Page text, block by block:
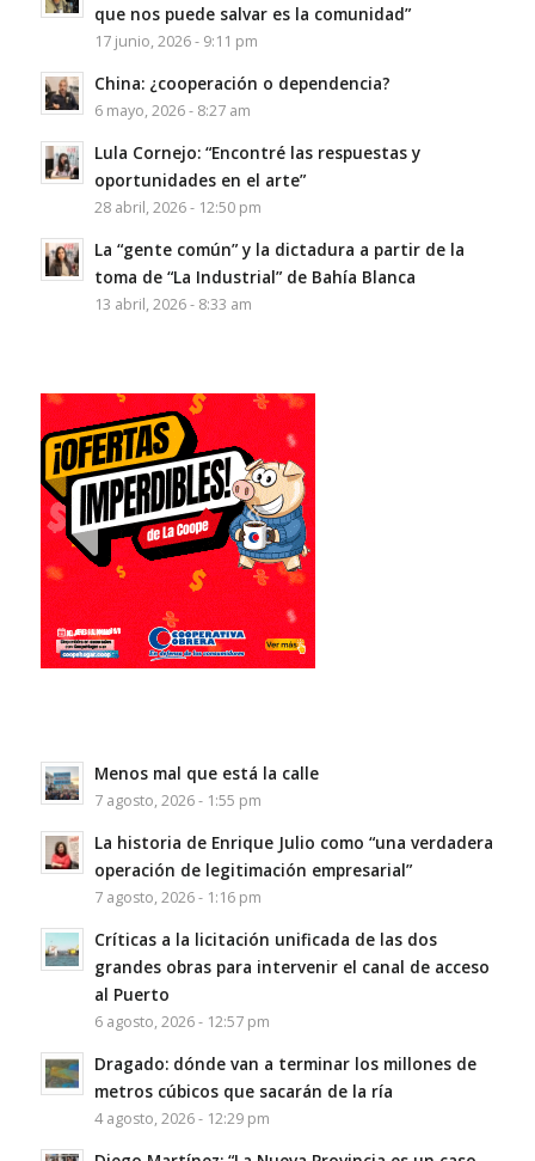
que nos puede salvar es la comunidad”
17 junio, 2026 - 9:11 pm
China: ¿cooperación o dependencia?
6 mayo, 2026 - 8:27 am
Lula Cornejo: “Encontré las respuestas y
oportunidades en el arte”
28 abril, 2026 - 12:50 pm
La “gente común” y la dictadura a partir de la
toma de “La Industrial” de Bahía Blanca
13 abril, 2026 - 8:33 am
Menos mal que está la calle
7 agosto, 2026 - 1:55 pm
La historia de Enrique Julio como “una verdadera
operación de legitimación empresarial”
7 agosto, 2026 - 1:16 pm
Críticas a la licitación unificada de las dos
grandes obras para intervenir el canal de acceso
al Puerto
6 agosto, 2026 - 12:57 pm
Dragado: dónde van a terminar los millones de
metros cúbicos que sacarán de la ría
4 agosto, 2026 - 12:29 pm